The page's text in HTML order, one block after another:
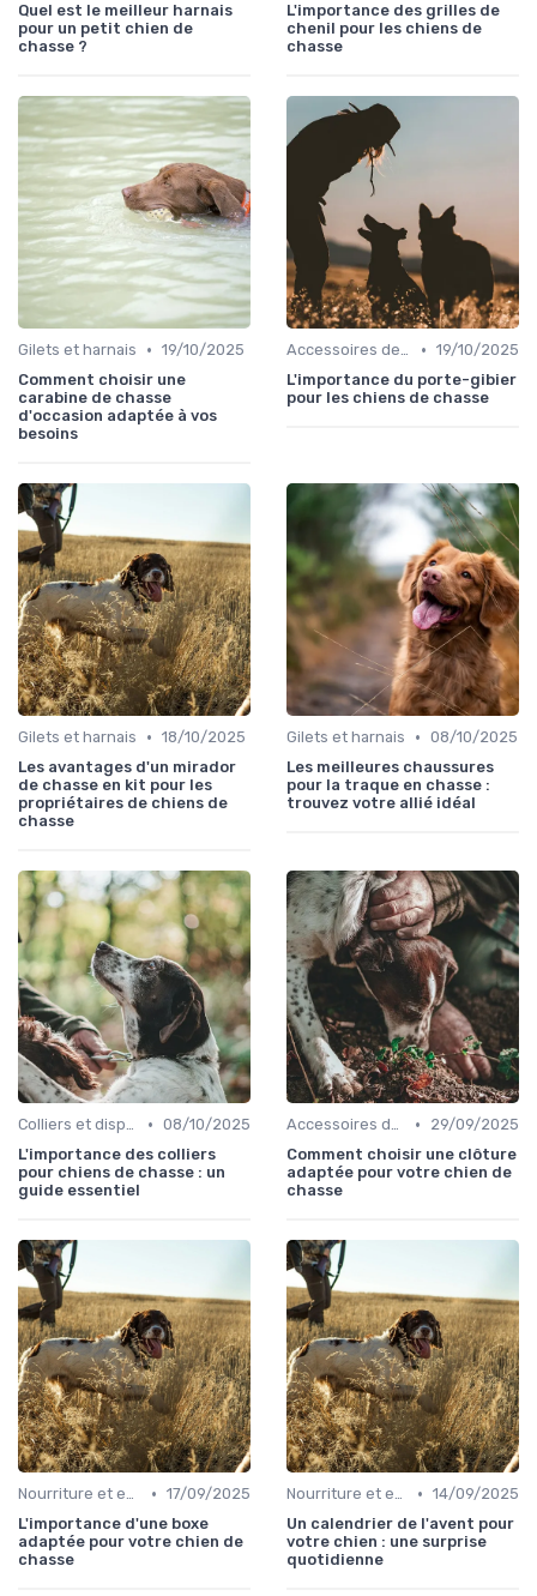
Quel est le meilleur harnais
pour un petit chien de
chasse ?
L'importance des grilles de
chenil pour les chiens de
chasse
Gilets et harnais • 19/10/2025
Comment choisir une
carabine de chasse
d'occasion adaptée à vos
besoins
Accessoires de transport • 19/10/2025
L'importance du porte-gibier
pour les chiens de chasse
Gilets et harnais • 18/10/2025
Les avantages d'un mirador
de chasse en kit pour les
propriétaires de chiens de
chasse
Gilets et harnais • 08/10/2025
Les meilleures chaussures
pour la traque en chasse :
trouvez votre allié idéal
Colliers et dispositifs de suivi • 08/10/2025
L'importance des colliers
pour chiens de chasse : un
guide essentiel
Accessoires de transport •
29/09/2025
Comment choisir une clôture
adaptée pour votre chien de
chasse
Nourriture et eau en déplacement • 17/09/2025
L'importance d'une boxe
adaptée pour votre chien de
chasse
Nourriture et eau en déplacement • 14/09/2025
Un calendrier de l'avent pour
votre chien : une surprise
quotidienne